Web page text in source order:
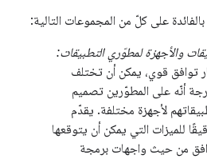
على كلّ من المجموعات التالية:
والأجهزة لمطوّري التطبيقات:
توافق قوي، يمكن أن تختلف
أنّه على المطوّرين تصميم
لأجهزة مختلفة. يقدّم
للميزات التي يمكن أن يتوقعها
من حيث واجهات برمجة